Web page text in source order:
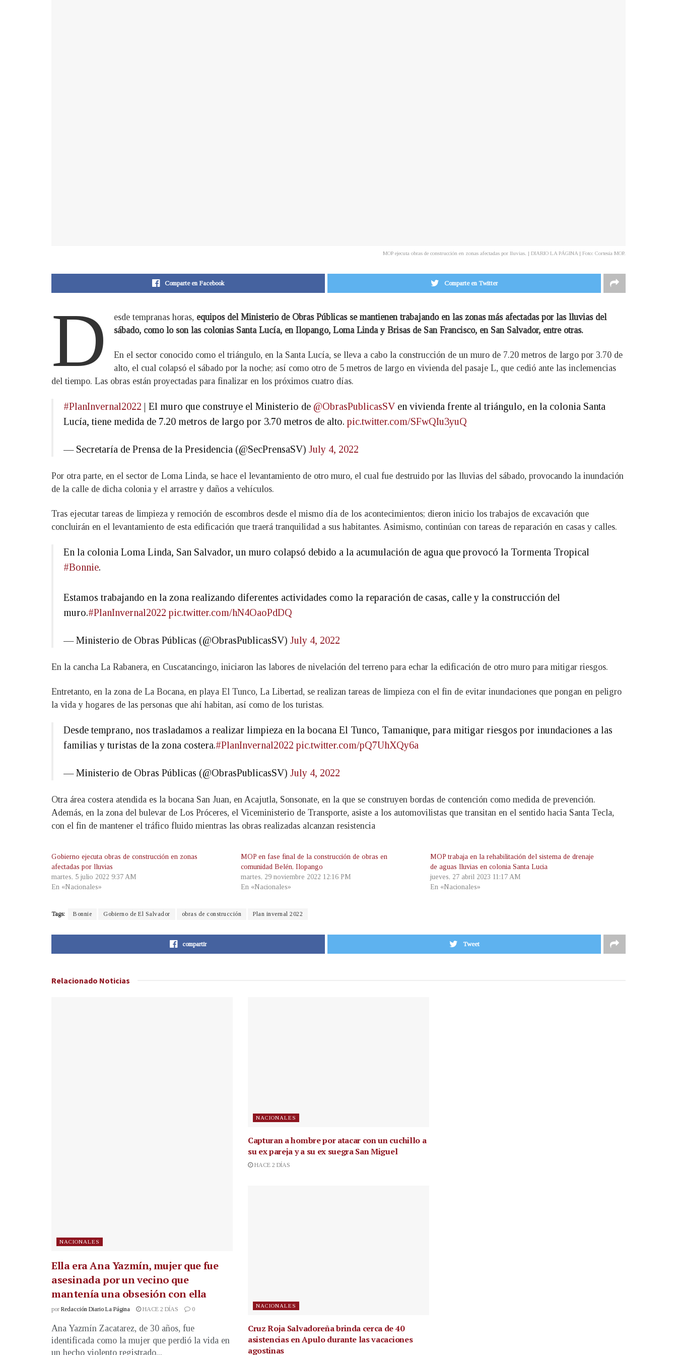
MOP ejecuta obras de construcción en zonas afectadas por lluvias. | DIARIO LA PÁGINA | Foto: Cortesía MOP.
Comparte en Facebook Comparte en Twitter
D esde tempranas horas, equipos del Ministerio de Obras Públicas se mantienen trabajando en las zonas más afectadas por las lluvias del
sábado, como lo son las colonias Santa Lucía, en Ilopango, Loma Linda y Brisas de San Francisco, en San Salvador, entre otras.
En el sector conocido como el triángulo, en la Santa Lucía, se lleva a cabo la construcción de un muro de 7.20 metros de largo por 3.70 de
alto, el cual colapsó el sábado por la noche; así como otro de 5 metros de largo en vivienda del pasaje L, que cedió ante las inclemencias
del tiempo. Las obras están proyectadas para finalizar en los próximos cuatro días.
#PlanInvernal2022 | El muro que construye el Ministerio de @ObrasPublicasSVen vivienda frente al triángulo, en la colonia Santa
Lucía, tiene medida de 7.20 metros de largo por 3.70 metros de alto. pic.twitter.com/SFwQIu3yuQ
— Secretaría de Prensa de la Presidencia (@SecPrensaSV) July 4, 2022
Por otra parte, en el sector de Loma Linda, se hace el levantamiento de otro muro, el cual fue destruido por las lluvias del sábado, provocando la inundación
de la calle de dicha colonia y el arrastre y daños a vehículos.
Tras ejecutar tareas de limpieza y remoción de escombros desde el mismo día de los acontecimientos; dieron inicio los trabajos de excavación que
concluirán en el levantamiento de esta edificación que traerá tranquilidad a sus habitantes. Asimismo, continúan con tareas de reparación en casas y calles.
En la colonia Loma Linda, San Salvador, un muro colapsó debido a la acumulación de agua que provocó la Tormenta Tropical
#Bonnie.
Estamos trabajando en la zona realizando diferentes actividades como la reparación de casas, calle y la construcción del
muro.#PlanInvernal2022 pic.twitter.com/hN4OaoPdDQ
— Ministerio de Obras Públicas (@ObrasPublicasSV) July 4, 2022
En la cancha La Rabanera, en Cuscatancingo, iniciaron las labores de nivelación del terreno para echar la edificación de otro muro para mitigar riesgos.
Entretanto, en la zona de La Bocana, en playa El Tunco, La Libertad, se realizan tareas de limpieza con el fin de evitar inundaciones que pongan en peligro
la vida y hogares de las personas que ahí habitan, así como de los turistas.
Desde temprano, nos trasladamos a realizar limpieza en la bocana El Tunco, Tamanique, para mitigar riesgos por inundaciones a las
familias y turistas de la zona costera.#PlanInvernal2022 pic.twitter.com/pQ7UhXQy6a
— Ministerio de Obras Públicas (@ObrasPublicasSV) July 4, 2022
Otra área costera atendida es la bocana San Juan, en Acajutla, Sonsonate, en la que se construyen bordas de contención como medida de prevención.
Además, en la zona del bulevar de Los Próceres, el Viceministerio de Transporte, asiste a los automovilistas que transitan en el sentido hacia Santa Tecla,
con el fin de mantener el tráfico fluido mientras las obras realizadas alcanzan resistencia
Gobierno ejecuta obras de construcción en zonas
afectadas por lluvias
martes, 5 julio 2022 9:37 AM
En «Nacionales»
MOP en fase final de la construcción de obras en
comunidad Belén, Ilopango
martes, 29 noviembre 2022 12:16 PM
En «Nacionales»
MOP trabaja en la rehabilitación del sistema de drenaje
de aguas lluvias en colonia Santa Lucia
jueves, 27 abril 2023 11:17 AM
En «Nacionales»
Tags: Bonnie Gobierno de El Salvador obras de construcción Plan invernal 2022
compartir Tweet
Relacionado Noticias
NACIONALES
Ella era Ana Yazmín, mujer que fue
asesinada por un vecino que
mantenía una obsesión con ella
por Redacción Diario La Página HACE 2 DÍAS 0
Ana Yazmín Zacatarez, de 30 años, fue
identificada como la mujer que perdió la vida en
un hecho violento registrado...
NACIONALES
Capturan a hombre por atacar con un cuchillo a
su ex pareja y a su ex suegra San Miguel
HACE 2 DÍAS
NACIONALES
Cruz Roja Salvadoreña brinda cerca de 40
asistencias en Apulo durante las vacaciones
agostinas